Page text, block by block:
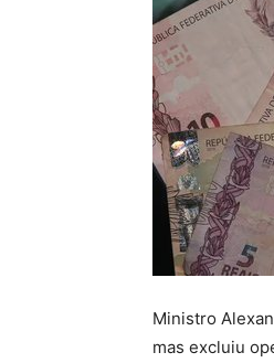
Ministro
mas excluiu